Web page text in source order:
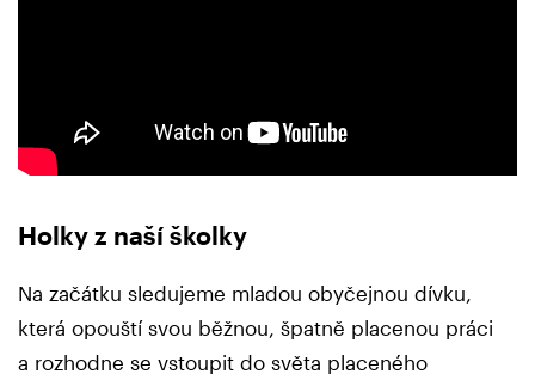
Holky z naší školky
Na začátku sledujeme mladou obyčejnou dívku,
která opouští svou běžnou, špatně placenou práci
a rozhodne se vstoupit do světa placeného